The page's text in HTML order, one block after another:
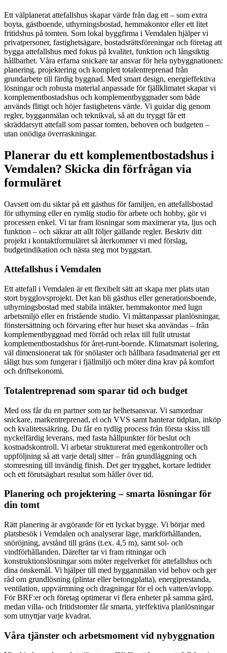
Ett välplanerat attefallshus skapar värde från dag ett – som extra
boyta, gästboende, uthyrningsbostad, hemmakontor eller ett litet
fritidshus på tomten. Som lokal byggfirma i Vemdalen hjälper vi
privatpersoner, fastighetsägare, bostadsrättsföreningar och företag att
bygga attefallshus med fokus på kvalitet, funktion och långsiktig
hållbarhet. Våra erfarna snickare tar ansvar för hela nybyggnationen:
planering, projektering och komplett totalentreprenad från
grundarbete till färdig byggnad. Med smart design, energieffektiva
lösningar och robusta material anpassade för fjällklimatet skapar vi
komplementbostadshus och komplementbyggnader som både
används flitigt och höjer fastighetens värde. Vi guidar dig genom
regler, bygganmälan och teknikval, så att du tryggt får ett
skräddarsytt attefall som passar tomten, behoven och budgeten –
utan onödiga överraskningar.
Planerar du ett komplementbostadshus i
Vemdalen? Skicka din förfrågan via
formuläret
Oavsett om du siktar på ett gästhus för familjen, en attefallsbostad
för uthyrning eller en rymlig studio för arbete och hobby, gör vi
processen enkel. Vi tar fram lösningar som maximerar yta, ljus och
funktion – och säkrar att allt följer gällande regler. Beskriv ditt
projekt i kontaktformuläret så återkommer vi med förslag,
budgetindikation och nästa steg mot byggstart.
Attefallshus i Vemdalen
Ett attefall i Vemdalen är ett flexibelt sätt att skapa mer plats utan
stort bygglovsprojekt. Det kan bli gästhus eller generationsboende,
uthyrningsbostad med stabila intäkter, hemmakontor med lugn
arbetsmiljö eller en fristående studio. Vi måttanpassar planlösningar,
fönstersättning och förvaring efter hur huset ska användas – från
komplementbyggnad med förråd och relax till fullt utrustat
komplementbostadshus för året-runt-boende. Klimatsmart isolering,
väl dimensionerat tak för snölaster och hållbara fasadmaterial ger ett
tåligt hus som fungerar i fjällmiljö och möter dina krav på komfort
och driftsekonomi.
Totalentreprenad som sparar tid och budget
Med oss får du en partner som tar helhetsansvar. Vi samordnar
snickare, markentreprenad, el och VVS samt hanterar tidplan, inköp
och kvalitetssäkring. Du får en tydlig process från första skiss till
nyckelfärdig leverans, med fasta hållpunkter för beslut och
kostnadskontroll. Vi arbetar strukturerat med egenkontroller och
uppföljning så att varje detalj sitter – från grundläggning och
stomresning till invändig finish. Det ger trygghet, kortare ledtider
och ett förutsägbart resultat som håller över tid.
Planering och projektering – smarta lösningar för
din tomt
Rätt planering är avgörande för ett lyckat bygge. Vi börjar med
platsbesök i Vemdalen och analyserar läge, markförhållanden,
snöröjning, avstånd till gräns (t.ex. 4,5 m), samt sol- och
vindförhållanden. Därefter tar vi fram ritningar och
konstruktionslösningar som möter regelverket för attefallshus och
dina önskemål. Vi hjälper till med bygganmälan vid behov och ger
råd om grundlösning (plintar eller betongplatta), energiprestanda,
ventilation, uppvärmning och dragningar för el och vatten/avlopp.
För BRF:er och företag optimerar vi flera enheter på samma gård,
medan villa- och fritidstomter får smarta, yteffektiva planlösningar
som utnyttjar varje kvadrat.
Våra tjänster och arbetsmoment vid nybyggnation